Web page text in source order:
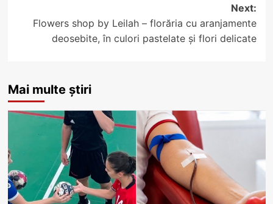
Next:
Flowers shop by Leilah – florăria cu aranjamente
deosebite, în culori pastelate și flori delicate
Mai multe știri